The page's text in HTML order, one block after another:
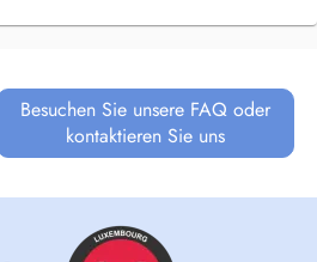
Besuchen Sie unsere FAQ oder
kontaktieren Sie uns